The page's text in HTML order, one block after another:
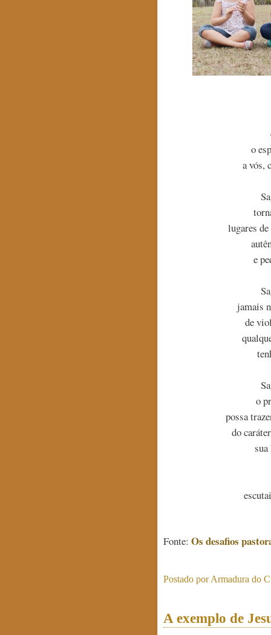
o
a vós,
lugares
e
jamais
de
o
possa
do
Fonte: Os desafios
Postado porArmadura do
A exemplo de